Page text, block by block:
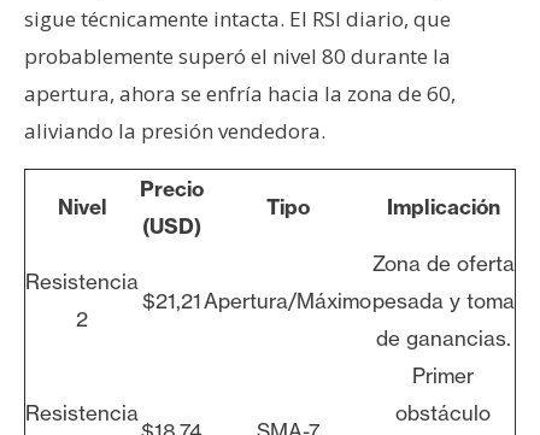
sigue técnicamente intacta. El RSI diario, que
probablemente superó el nivel 80 durante la
apertura, ahora se enfría hacia la zona de 60,
aliviando la presión vendedora.
Nivel
Precio
(USD)
Tipo Implicación
Resistencia
2
$21,21Apertura/Máximo
Zona de oferta
pesada y toma
de ganancias.
Resistencia
Primer
obstáculo